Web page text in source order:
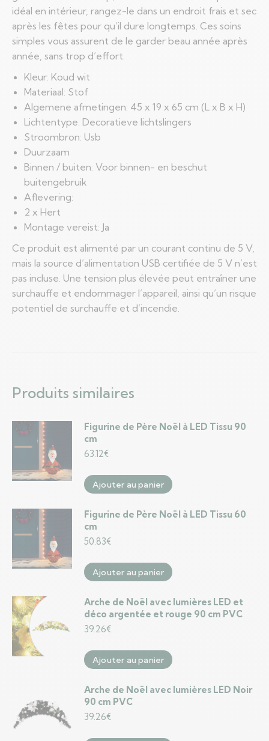
idéal en intérieur, rangez-le dans un endroit frais et sec
après les fêtes pour qu’il dure longtemps. Ces soins
simples vous assurent de le garder beau année après
année, sans trop d’effort.
Kleur: Koud wit
Materiaal: Stof
Algemene afmetingen: 45 x 19 x 65 cm (L x B x H)
Lichtentype: Decoratieve lichtslingers
Stroombron: Usb
Duurzaam
Binnen / buiten: Voor binnen- en beschut
buitengebruik
Aflevering:
2 x Hert
Montage vereist: Ja
Ce produit est alimenté par un courant continu de 5 V,
mais la source d’alimentation USB certifiée de 5 V n’est
pas incluse. Une tension plus élevée peut entraîner une
surchauffe et endommager l’appareil, ainsi qu’un risque
potentiel de surchauffe et d’incendie.
Produits similaires
Figurine de Père Noël à LED Tissu 90
cm
63.12€
Ajouter au panier
Figurine de Père Noël à LED Tissu 60
cm
50.83€
Ajouter au panier
Arche de Noël avec lumières LED et
déco argentée et rouge 90 cm PVC
39.26€
Ajouter au panier
Arche de Noël avec lumières LED Noir
90 cm PVC
39.26€